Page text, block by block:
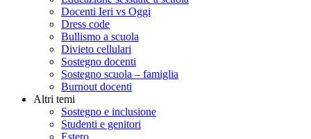
Docenti Ieri vs Oggi
Dress code
Bullismo a scuola
Divieto cellulari
Sostegno docenti
Sostegno scuola – famiglia
Burnout docenti
Altri temi
Sostegno e inclusione
Studenti e genitori
Estero